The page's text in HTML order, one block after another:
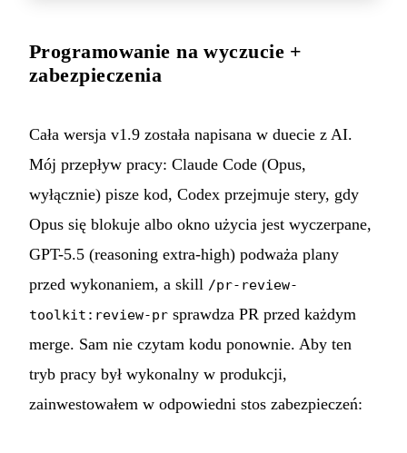
Programowanie na wyczucie +
zabezpieczenia
Cała wersja v1.9 została napisana w duecie z AI.
Mój przepływ pracy: Claude Code (Opus,
wyłącznie) pisze kod, Codex przejmuje stery, gdy
Opus się blokuje albo okno użycia jest wyczerpane,
GPT-5.5 (reasoning extra-high) podważa plany
przed wykonaniem, a skill /pr-review-
toolkit:review-pr sprawdza PR przed każdym
merge. Sam nie czytam kodu ponownie. Aby ten
tryb pracy był wykonalny w produkcji,
zainwestowałem w odpowiedni stos zabezpieczeń: